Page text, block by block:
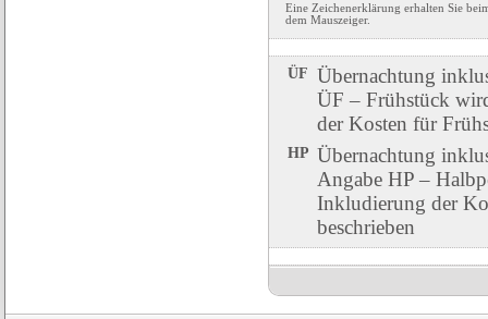
Eine Zeichenerklärung erhalten Sie
dem Mauszeiger.
ÜF Übernachtung
ÜF – Frühstück
der Kosten für
HP Übernachtung
Angabe HP –
Inkludierung der
beschrieben